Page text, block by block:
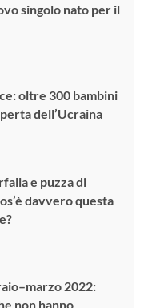
singolo nato per il
oltre 300 bambini
dell’Ucraina
e puzza di
davvero questa
2022:
non hanno